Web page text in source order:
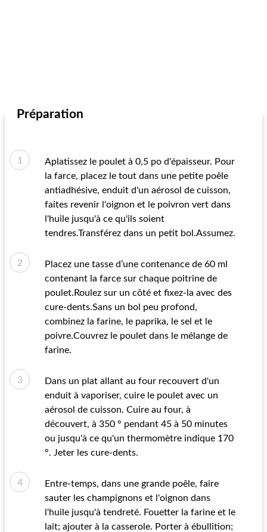
Préparation
Aplatissez le poulet à 0,5 po d'épaisseur. Pour
la farce, placez le tout dans une petite poêle
antiadhésive, enduit d'un aérosol de cuisson,
faites revenir l'oignon et le poivron vert dans
l'huile jusqu'à ce qu'ils soient
tendres.Transférez dans un petit bol.Assumez.
Placez une tasse d’une contenance de 60 ml
contenant la farce sur chaque poitrine de
poulet.Roulez sur un côté et fixez-la avec des
cure-dents.Sans un bol peu profond,
combinez la farine, le paprika, le sel et le
poivre.Couvrez le poulet dans le mélange de
farine.
Dans un plat allant au four recouvert d'un
enduit à vaporiser, cuire le poulet avec un
aérosol de cuisson. Cuire au four, à
découvert, à 350 ° pendant 45 à 50 minutes
ou jusqu'à ce qu'un thermomètre indique 170
°. Jeter les cure-dents.
Entre-temps, dans une grande poêle, faire
sauter les champignons et l'oignon dans
l'huile jusqu'à tendreté. Fouetter la farine et le
lait; ajouter à la casserole. Porter à ébullition;